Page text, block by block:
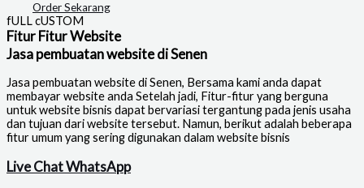
Order Sekarang
fULL cUSTOM
Fitur Fitur Website
Jasa pembuatan website di Senen
Jasa pembuatan website di Senen, Bersama kami anda dapat
membayar website anda Setelah jadi, Fitur-fitur yang berguna
untuk website bisnis dapat bervariasi tergantung pada jenis usaha
dan tujuan dari website tersebut. Namun, berikut adalah beberapa
fitur umum yang sering digunakan dalam website bisnis
Live Chat WhatsApp